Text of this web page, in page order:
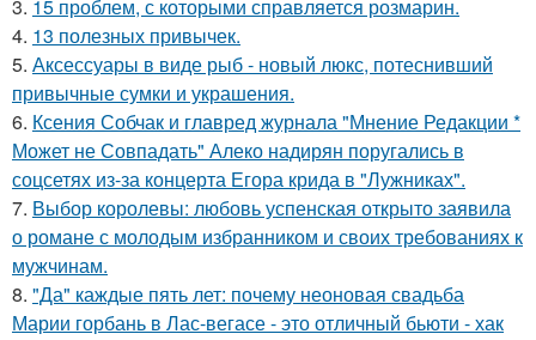
3. 15 проблем, с которыми справляется розмарин.
4. 13 полезных привычек.
5. Аксессуары в виде рыб - новый люкс, потеснивший
привычные сумки и украшения.
6. Ксения Собчак и главред журнала "Мнение Редакции *
Может не Совпадать" Алеко надирян поругались в
соцсетях из-за концерта Егора крида в "Лужниках".
7. Выбор королевы: любовь успенская открыто заявила
о романе с молодым избранником и своих требованиях к
мужчинам.
8. "Да" каждые пять лет: почему неоновая свадьба
Марии горбань в Лас-вегасе - это отличный бьюти - хак